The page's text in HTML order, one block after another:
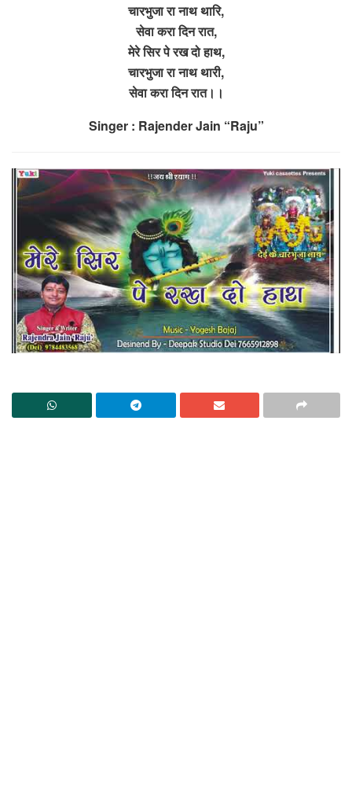
चारभुजा रा नाथ थारि,
सेवा करा दिन रात,
मेरे सिर पे रख दो हाथ,
चारभुजा रा नाथ थारी,
सेवा करा दिन रात।।
Singer : Rajender Jain “Raju”